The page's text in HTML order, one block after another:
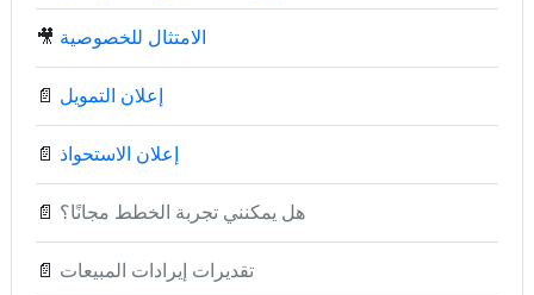
🎥 الامتثال للخصوصية
📄 إعلان التمويل
📄 إعلان الاستحواذ
📄 هل يمكنني تجربة الخطط مجانًا؟
📄 تقديرات إيرادات المبيعات